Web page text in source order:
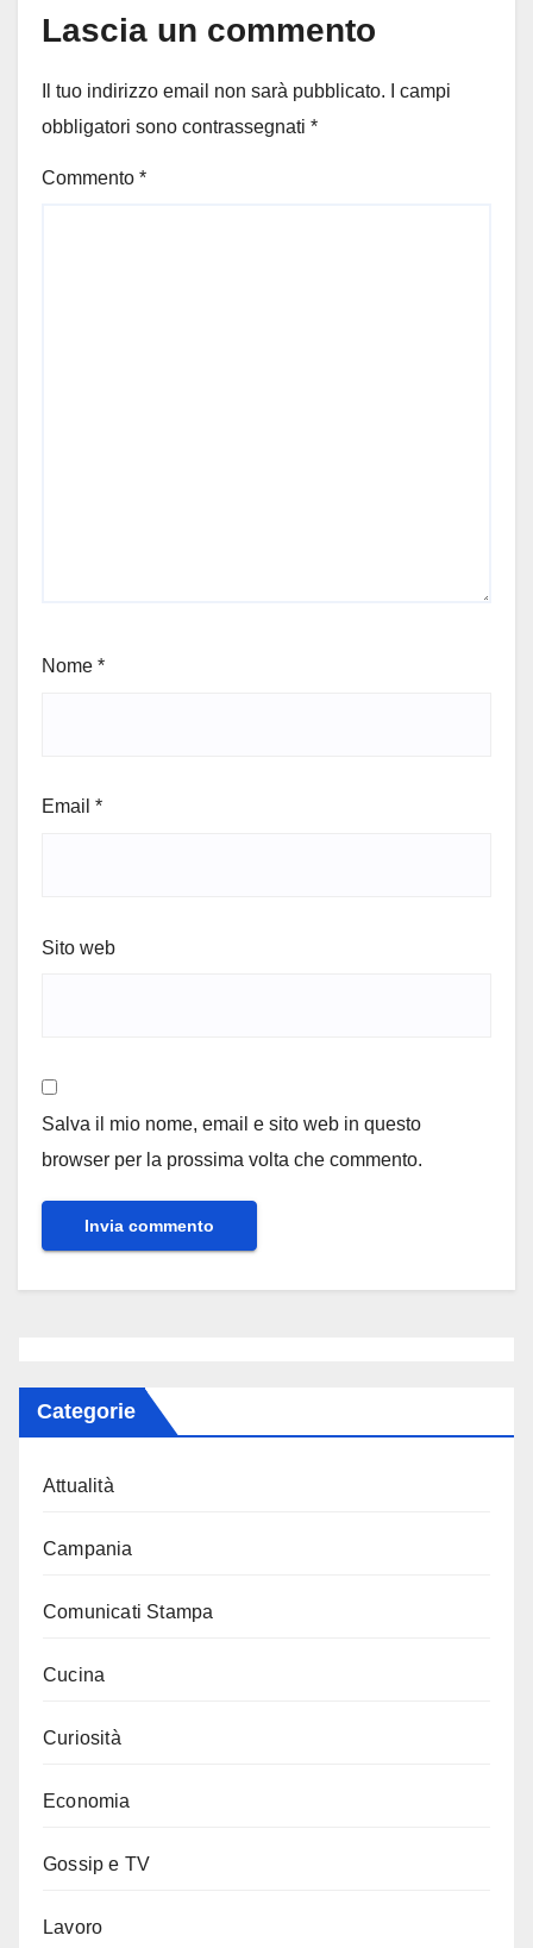
Lascia un commento
Il tuo indirizzo email non sarà pubblicato.
I campi
obbligatori sono contrassegnati *
Commento *
Nome *
Email *
Sito web
Salva il mio nome, email e sito web in questo
browser per la prossima volta che commento.
Categorie
Attualità
Campania
Comunicati Stampa
Cucina
Curiosità
Economia
Gossip e TV
Lavoro